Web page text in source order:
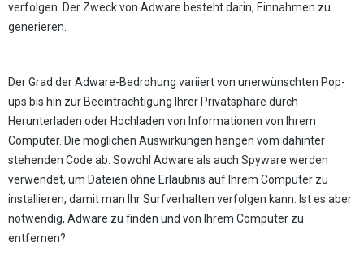
verfolgen. Der Zweck von Adware besteht darin, Einnahmen zu
generieren.
Der Grad der Adware-Bedrohung variiert von unerwünschten Pop-
ups bis hin zur Beeinträchtigung Ihrer Privatsphäre durch
Herunterladen oder Hochladen von Informationen von Ihrem
Computer. Die möglichen Auswirkungen hängen vom dahinter
stehenden Code ab. Sowohl Adware als auch Spyware werden
verwendet, um Dateien ohne Erlaubnis auf Ihrem Computer zu
installieren, damit man Ihr Surfverhalten verfolgen kann. Ist es aber
notwendig, Adware zu finden und von Ihrem Computer zu
entfernen?